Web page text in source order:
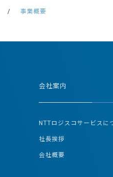
事業概要
会社案内
NTTロジスコサービスに
社長挨拶
会社概要